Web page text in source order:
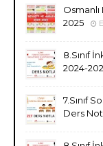
2025
8.Sınıf
2024-
7.Sınıf
Ders